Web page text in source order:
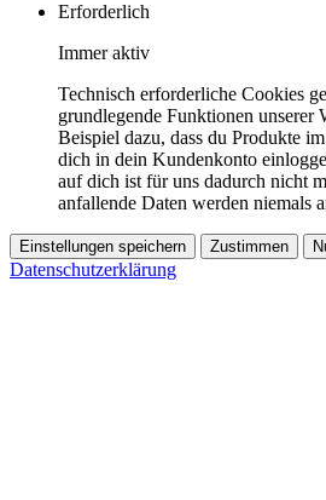
Erforderlich
Immer aktiv
Technisch erforderliche Cookies
grundlegende Funktionen unserer
Beispiel dazu, dass du Produkte
dich in dein Kundenkonto
auf dich ist für uns dadurch nicht
anfallende Daten werden niemals
Einstellungen speichern Zustimmen
Datenschutzerklärung